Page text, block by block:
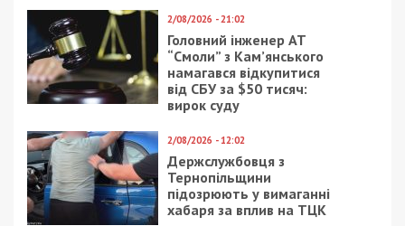
2/08/2026 - 21:02
Головний інженер АТ
“Смоли” з Кам’янського
намагався відкупитися
від СБУ за $50 тисяч:
вирок суду
2/08/2026 - 12:02
Держслужбовця з
Тернопільщини
підозрюють у вимаганні
хабаря за вплив на ТЦК